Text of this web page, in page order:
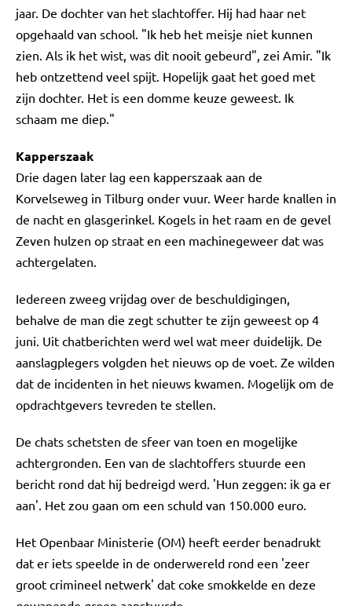
jaar. De dochter van het slachtoffer. Hij had haar net
opgehaald van school. "Ik heb het meisje niet kunnen
zien. Als ik het wist, was dit nooit gebeurd", zei Amir. "Ik
heb ontzettend veel spijt. Hopelijk gaat het goed met
zijn dochter. Het is een domme keuze geweest. Ik
schaam me diep."
Kapperszaak
Drie dagen later lag een kapperszaak aan de
Korvelseweg in Tilburg onder vuur. Weer harde knallen in
de nacht en glasgerinkel. Kogels in het raam en de gevel
Zeven hulzen op straat en een machinegeweer dat was
achtergelaten.
Iedereen zweeg vrijdag over de beschuldigingen,
behalve de man die zegt schutter te zijn geweest op 4
juni. Uit chatberichten werd wel wat meer duidelijk. De
aanslagplegers volgden het nieuws op de voet. Ze wilden
dat de incidenten in het nieuws kwamen. Mogelijk om de
opdrachtgevers tevreden te stellen.
De chats schetsten de sfeer van toen en mogelijke
achtergronden. Een van de slachtoffers stuurde een
bericht rond dat hij bedreigd werd. 'Hun zeggen: ik ga er
aan'. Het zou gaan om een schuld van 150.000 euro.
Het Openbaar Ministerie (OM) heeft eerder benadrukt
dat er iets speelde in de onderwereld rond een 'zeer
groot crimineel netwerk' dat coke smokkelde en deze